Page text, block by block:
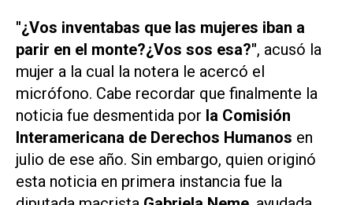
"¿Vos inventabas que las mujeres iban a
parir en el monte?¿Vos sos esa?", acusó la
mujer a la cual la notera le acercó el
micrófono. Cabe recordar que finalmente la
noticia fue desmentida por la Comisión
Interamericana de Derechos Humanos en
julio de ese año. Sin embargo, quien originó
esta noticia en primera instancia fue la